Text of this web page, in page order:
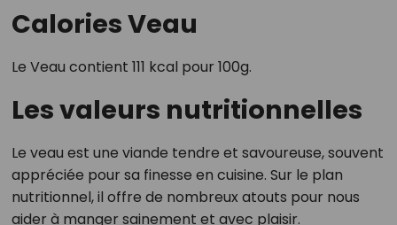
Calories Veau
Le Veau contient 111 kcal pour 100g.
Les valeurs nutritionnelles
Le veau est une viande tendre et savoureuse, souvent
appréciée pour sa finesse en cuisine. Sur le plan
nutritionnel, il offre de nombreux atouts pour nous
aider à manger sainement et avec plaisir.